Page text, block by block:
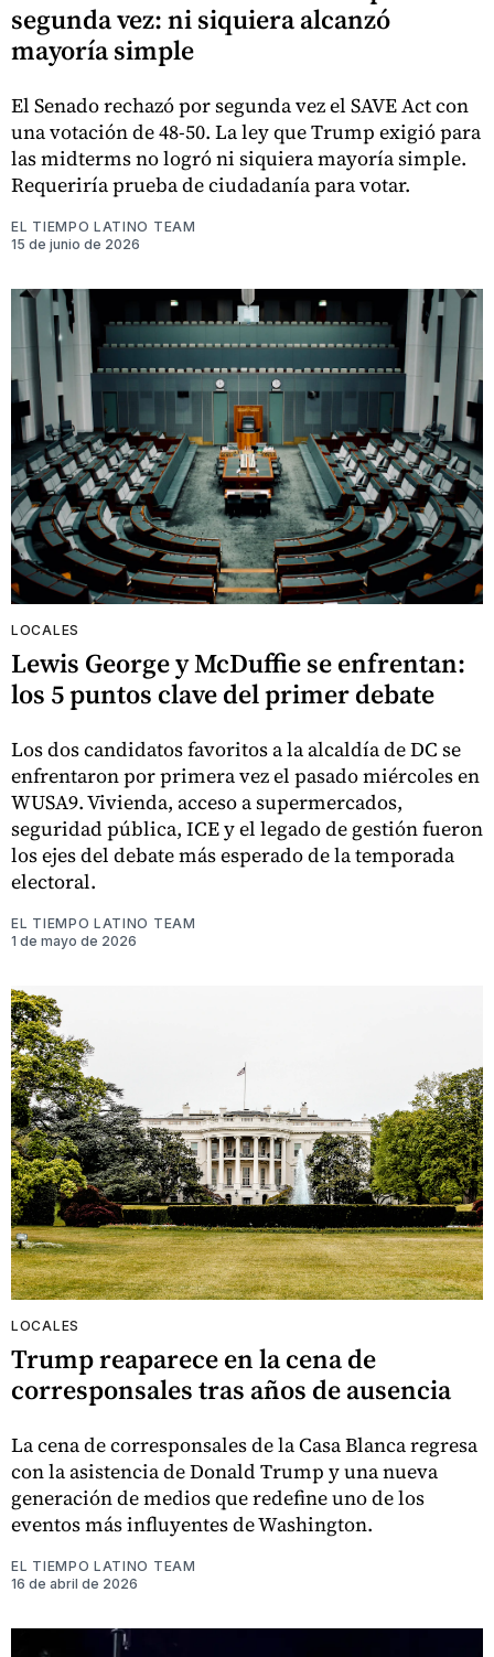
segunda vez: ni siquiera alcanzó
mayoría simple
El Senado rechazó por segunda vez el SAVE Act con
una votación de 48-50. La ley que Trump exigió para
las midterms no logró ni siquiera mayoría simple.
Requeriría prueba de ciudadanía para votar.
EL TIEMPO LATINO TEAM
15 de junio de 2026
LOCALES
Lewis George y McDuffie se enfrentan:
los 5 puntos clave del primer debate
Los dos candidatos favoritos a la alcaldía de DC se
enfrentaron por primera vez el pasado miércoles en
WUSA9. Vivienda, acceso a supermercados,
seguridad pública, ICE y el legado de gestión fueron
los ejes del debate más esperado de la temporada
electoral.
EL TIEMPO LATINO TEAM
1 de mayo de 2026
LOCALES
Trump reaparece en la cena de
corresponsales tras años de ausencia
La cena de corresponsales de la Casa Blanca regresa
con la asistencia de Donald Trump y una nueva
generación de medios que redefine uno de los
eventos más influyentes de Washington.
EL TIEMPO LATINO TEAM
16 de abril de 2026